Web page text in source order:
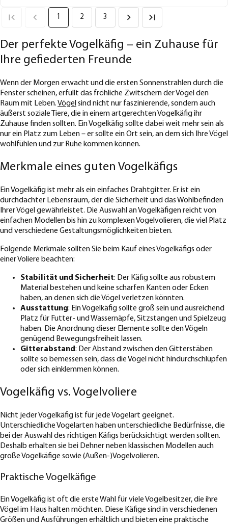
1 2 3
Der perfekte Vogelkäfig – ein Zuhause für
Ihre gefiederten Freunde
Wenn der Morgen erwacht und die ersten Sonnenstrahlen durch die
Fenster scheinen, erfüllt das fröhliche Zwitschern der Vögel den
Raum mit Leben.Vögelsind nicht nur faszinierende, sondern auch
äußerst soziale Tiere, die in einem artgerechten Vogelkäfig ihr
Zuhause finden sollten. Ein Vogelkäfig sollte dabei weit mehr sein als
nur ein Platz zum Leben – er sollte ein Ort sein, an dem sich Ihre Vögel
wohlfühlen und zur Ruhe kommen können.
Merkmale eines guten Vogelkäfigs
Ein Vogelkäfig ist mehr als ein einfaches Drahtgitter. Er ist ein
durchdachter Lebensraum, der die Sicherheit und das Wohlbefinden
Ihrer Vögel gewährleistet. Die Auswahl an Vogelkäfigen reicht von
einfachen Modellen bis hin zu komplexen Vogelvolieren, die viel Platz
und verschiedene Gestaltungsmöglichkeiten bieten.
Folgende Merkmale sollten Sie beim Kauf eines Vogelkäfigs oder
einer Voliere beachten:
Stabilität und Sicherheit: Der Käfig sollte aus robustem
Material bestehen und keine scharfen Kanten oder Ecken
haben, an denen sich die Vögel verletzen könnten.
Ausstattung: Ein Vogelkäfig sollte groß sein und ausreichend
Platz für Futter- und Wassernäpfe, Sitzstangen und Spielzeug
haben. Die Anordnung dieser Elemente sollte den Vögeln
genügend Bewegungsfreiheit lassen.
Gitterabstand: Der Abstand zwischen den Gitterstäben
sollte so bemessen sein, dass die Vögel nicht hindurchschlüpfen
oder sich einklemmen können.
Vogelkäfig vs. Vogelvoliere
Nicht jeder Vogelkäfig ist für jede Vogelart geeignet.
Unterschiedliche Vogelarten haben unterschiedliche Bedürfnisse, die
bei der Auswahl des richtigen Käfigs berücksichtigt werden sollten.
Deshalb erhalten sie bei Dehner neben klassischen Modellen auch
große Vogelkäfige sowie (Außen-)Vogelvolieren.
Praktische Vogelkäfige
Ein Vogelkäfig ist oft die erste Wahl für viele Vogelbesitzer, die ihre
Vögel im Haus halten möchten. Diese Käfige sind in verschiedenen
Größen und Ausführungen erhältlich und bieten eine praktische